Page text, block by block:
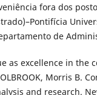
fora dos
de
as excellence in the
Morris B.
and research.